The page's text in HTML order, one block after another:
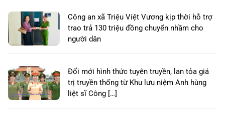
Công an xã Triệu Việt Vương kịp thời hỗ trợ
trao trả 130 triệu đồng chuyển nhầm cho
người dân
Đổi mới hình thức tuyên truyền, lan tỏa giá
trị truyền thống từ Khu lưu niệm Anh hùng
liệt sĩ Công […]